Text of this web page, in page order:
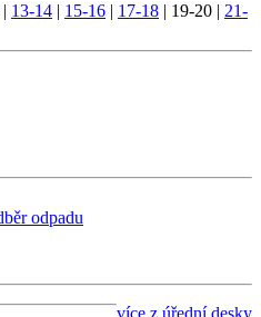
| 13-14 | 15-16 | 17-18 | 19-20 | 21-
odpadu